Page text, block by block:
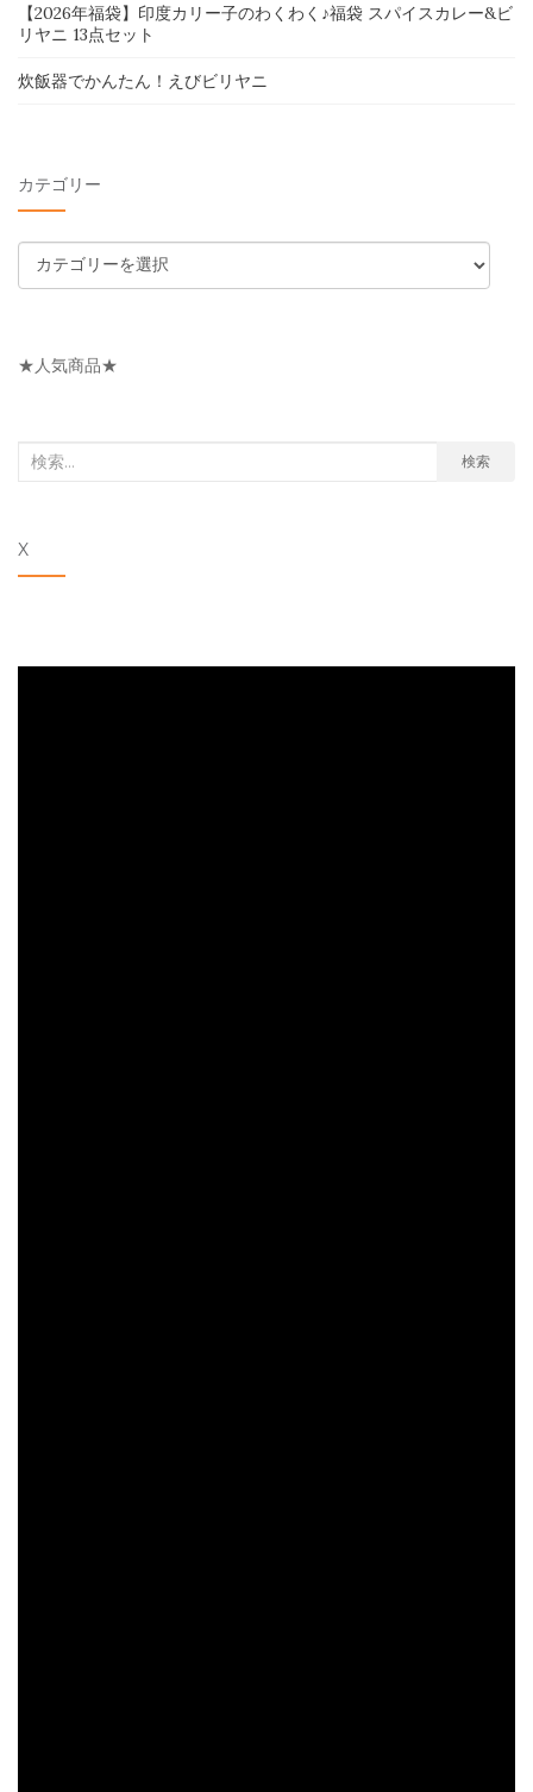
【2026年福袋】印度カリー子のわくわく♪福袋 スパイスカレー&ビ
リヤニ 13点セット
炊飯器でかんたん！えびビリヤニ
カテゴリー
テ
リ
★人気商品★
検
象:
検索
X